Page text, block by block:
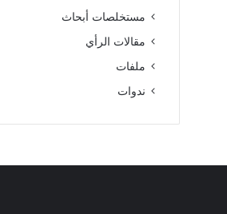
مستخلصات أبحاث
مقالات الرأي
ملفات
ندوات